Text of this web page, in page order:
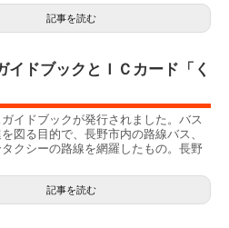
記事を読む
イドブックとＩＣカード「く
イドブックが発行されました。バス
図る目的で、長野市内の路線バス、
クシーの路線を網羅したもの。長野
記事を読む